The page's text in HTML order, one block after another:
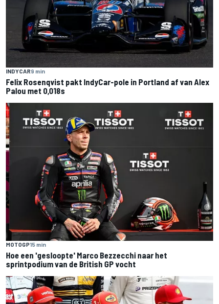
INDYCAR9 min
Felix Rosenqvist pakt IndyCar-pole in Portland af van Alex
Palou met 0,018s
MOTOGP15 min
Hoe een 'gesloopte' Marco Bezzecchi naar het
sprintpodium van de British GP vocht